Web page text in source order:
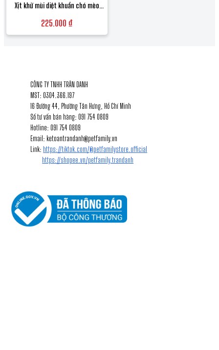
Xịt khử mùi diệt khuẩn chó mèo
trà xanh an toàn khi liếm
225.000 ₫
CÔNG TY TNHH TRÂN DANH
MST: 0304.366.197
16 Đường 44, Phường Tân Hưng, Hồ Chí Minh
Số tư vấn bán hàng: 091 754 0809
Hotline: 091 754 0809
Email: ketoantrandanh@petfamily.vn
Link: https://tiktok.com/@petfamilystore.official
https://shopee.vn/petfamily.trandanh